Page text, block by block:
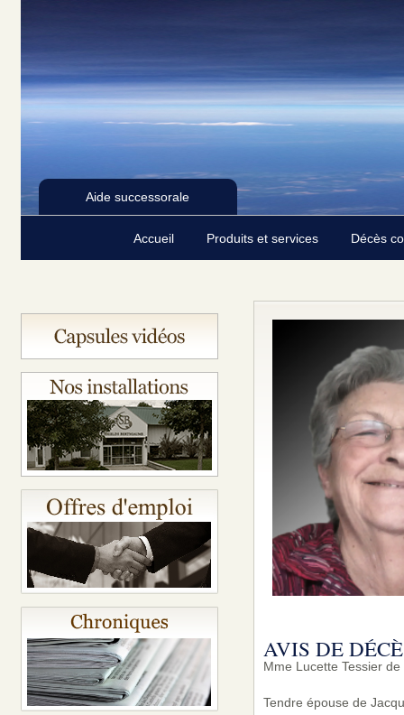
Aide successorale
Accueil Produits et services Décès
AVIS DE
Mme Lucette Tessier
Tendre épouse de